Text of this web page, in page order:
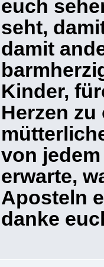
euch
seht,
damit
Kinder,
Herzen
von
erwarte,
Aposteln
danke